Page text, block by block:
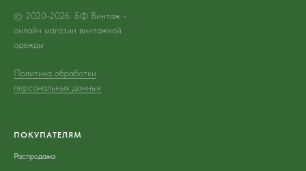
© 2020-2026. БФ Винтаж -
онлайн магазин винтажной
одежды
Политика обработки
персональных данных
ПОКУПАТЕЛЯМ
Распродажа